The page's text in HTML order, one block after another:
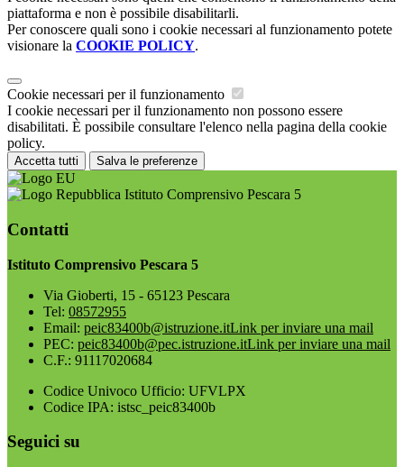
piattaforma e non è possibile disabilitarli.
Per conoscere quali sono i cookie necessari al funzionamento potete
visionare la COOKIE POLICY.
Cookie necessari per il funzionamento
I cookie necessari per il funzionamento non possono essere
disabilitati. È possibile consultare l'elenco nella pagina della cookie
policy.
Accetta tutti Salva le preferenze
Istituto Comprensivo Pescara 5
Contatti
Istituto Comprensivo Pescara 5
Via Gioberti, 15 - 65123 Pescara
Tel: 08572955
Email: peic83400b@istruzione.itLink per inviare una mail
PEC: peic83400b@pec.istruzione.itLink per inviare una mail
C.F.: 91117020684
Codice Univoco Ufficio: UFVLPX
Codice IPA: istsc_peic83400b
Seguici su